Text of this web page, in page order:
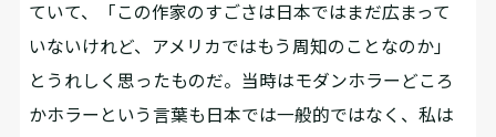
ていて、「この作家のすごさは日本ではまだ広まって
いないけれど、アメリカではもう周知のことなのか」
とうれしく思ったものだ。当時はモダンホラーどころ
かホラーという言葉も日本では一般的ではなく、私は